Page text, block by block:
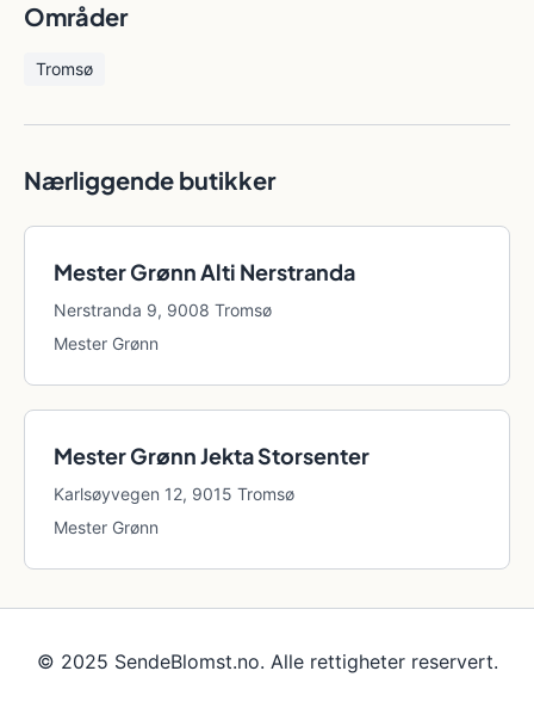
Områder
Tromsø
Nærliggende butikker
Mester Grønn Alti Nerstranda
Nerstranda 9, 9008 Tromsø
Mester Grønn
Mester Grønn Jekta Storsenter
Karlsøyvegen 12, 9015 Tromsø
Mester Grønn
© 2025 SendeBlomst.no. Alle rettigheter reservert.